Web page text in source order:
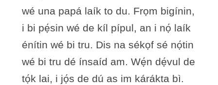
wé una papá laík to du. Frọm bigínin,
i bi pẹ́sin wé de kíl pípul, an i nọ́ laík
énítin wé bi tru. Dis na sékọf sé nọ́tin
wé bi tru dé ínsaíd am. Wẹ́n dẹ́vul de
tọ́k lai, i jọ́s de dú as im kárákta bì.